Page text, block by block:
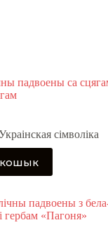
падвоены са
сімволіка